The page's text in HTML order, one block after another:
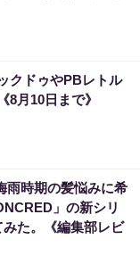
クドゥやPBレトル
8月10日まで》
雨時期の髪悩みに希
」の新シリ
た。《編集部レビ